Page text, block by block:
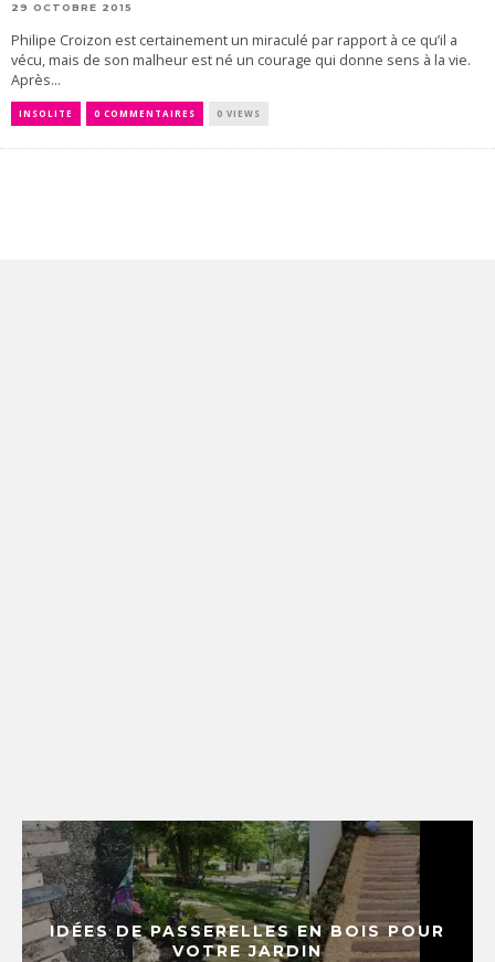
29 OCTOBRE 2015
Philipe Croizon est certainement un miraculé par rapport à ce qu’il a
vécu, mais de son malheur est né un courage qui donne sens à la vie.
Après...
INSOLITE 0 COMMENTAIRES 0 VIEWS
IDÉES DE PASSERELLES EN BOIS POUR
VOTRE JARDIN